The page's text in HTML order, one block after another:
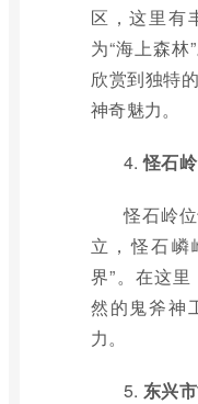
区，这里有
为“海上森林
欣赏到独特
神奇魅力。
4.怪石岭
怪石岭
立，怪石嶙
界”。在这
然的鬼斧神
力。
5. 东兴